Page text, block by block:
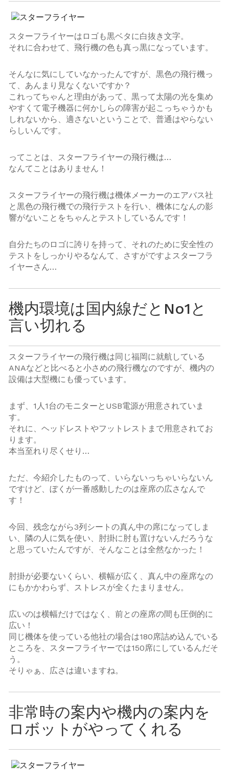
スターフライヤーはロゴも黒ベタに白抜き文字。
それに合わせて、飛行機の色も真っ黒になっています。
そんなに気にしていなかったんですが、黒色の飛行機っ
て、あんまり見なくないですか？
これってちゃんと理由があって、黒って太陽の光を集め
やすくて電子機器に何かしらの障害が起こっちゃうかも
しれないから、適さないということで、普通はやらない
らしいんです。
ってことは、スターフライヤーの飛行機は…
なんてことはありません！
スターフライヤーの飛行機は機体メーカーのエアバス社
と黒色の飛行機での飛行テストを行い、機体になんの影
響がないことをちゃんとテストしているんです！
自分たちのロゴに誇りを持って、それのために安全性の
テストをしっかりやるなんて、さすがですよスターフラ
イヤーさん…
機内環境は国内線だとNo1と
言い切れる
スターフライヤーの飛行機は同じ福岡に就航している
ANAなどと比べると小さめの飛行機なのですが、機内の
設備は大型機にも優っています。
まず、1人1台のモニターとUSB電源が用意されていま
す。
それに、ヘッドレストやフットレストまで用意されてお
ります。
本当至れり尽くせり…
ただ、今紹介したものって、いらないっちゃいらないん
ですけど、ぼくが一番感動したのは座席の広さなんで
す！
今回、残念ながら3列シートの真ん中の席になってしま
い、隣の人に気を使い、肘掛に肘も置けないんだろうな
と思っていたんですが、そんなことは全然なかった！
肘掛が必要ないくらい、横幅が広く、真ん中の座席なの
にもかかわらず、ストレスが全くたまりません。
広いのは横幅だけではなく、前との座席の間も圧倒的に
広い！
同じ機体を使っている他社の場合は180席詰め込んでいる
ところを、スターフライヤーでは150席にしているんだそ
う。
そりゃぁ、広さは違いますね。
非常時の案内や機内の案内を
ロボットがやってくれる